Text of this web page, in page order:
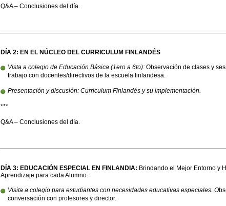
Q&A – Conclusiones del día.
DÍA 2: EN EL NÚCLEO DEL CURRICULUM FINLANDÉS
Vista a colegio de Educación Básica (1ero a 6to): Observación de clases y
trabajo con docentes/directivos de la escuela finlandesa.
Presentación y discusión: Curriculum Finlandés y su implementación.
***
Q&A – Conclusiones del día.
DÍA 3: EDUCACIÓN ESPECIAL EN FINLANDIA: Brindando el Mejor Entorno y
Aprendizaje para cada Alumno.
Visita a colegio para estudiantes con necesidades educativas especiales. O
conversación con profesores y director.